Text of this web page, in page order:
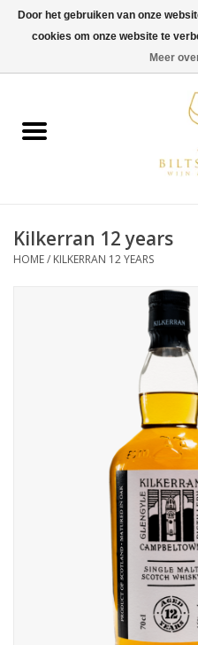
Wijn
Gin & Tonic
Relatiegeschenken
Kilkerran 12 years
HOME/ KILKERRAN 12 YEARS
Door het gebruiken van onze
cookies om onze website te
Meer